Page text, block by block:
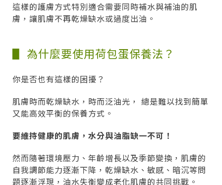
這樣的護膚方式特別適合需要同時補水與補油的肌
膚，讓肌膚不再乾燥缺水或過度出油。
▋ 為什麼要使用荷包蛋保養法？
你是否也有這樣的困擾？
肌膚時而乾燥缺水，時而泛油光， 總是難以找到簡單
又能高效平衡的保養方式。
要維持健康的肌膚，水分與油脂缺一不可！
然而隨著環境壓力、年齡增長以及季節變換，肌膚的
自我調節能力逐漸下降，乾燥缺水、敏感、暗沉等問
題逐漸浮現，油水失衡變成老化肌膚的共同挑戰。